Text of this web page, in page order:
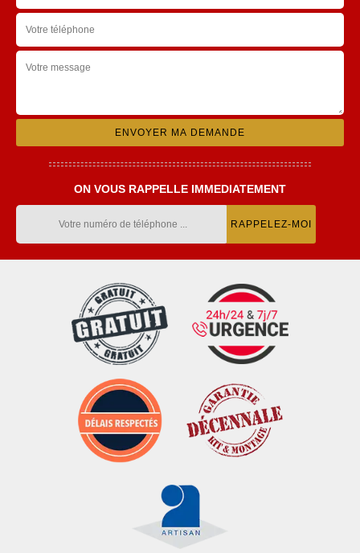
ON VOUS RAPPELLE IMMEDIATEMENT